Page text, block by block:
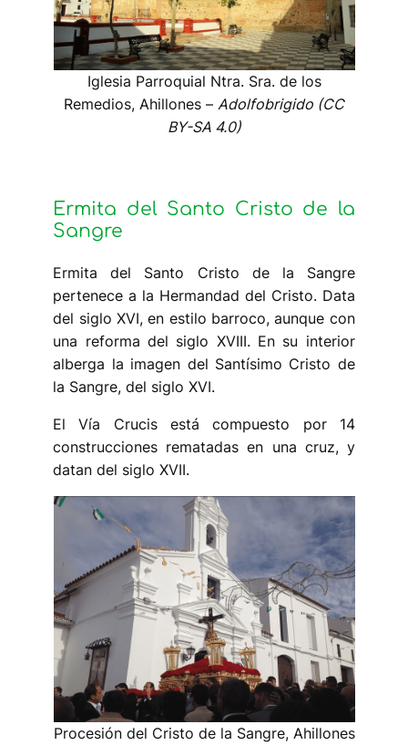
Iglesia Parroquial Ntra. Sra. de los
Remedios, Ahillones – Adolfobrigido (CC
BY-SA 4.0)
Ermita del Santo Cristo de la
Sangre
Ermita del Santo Cristo de la Sangre
pertenece a la Hermandad del Cristo. Data
del siglo XVI, en estilo barroco, aunque con
una reforma del siglo XVIII. En su interior
alberga la imagen del Santísimo Cristo de
la Sangre, del siglo XVI.
El Vía Crucis está compuesto por 14
construcciones rematadas en una cruz, y
datan del siglo XVII.
Procesión del Cristo de la Sangre, Ahillones